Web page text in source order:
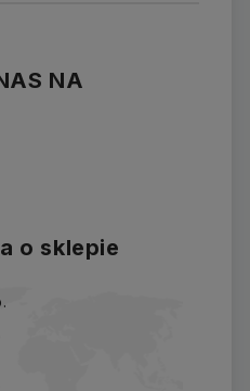
NA
o sklepie